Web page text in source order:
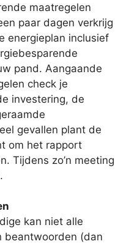
maatregelen
paar dagen verkrijg
energieplan inclusief
pand. Aangaande
check je
investering, de
gevallen plant de
om het rapport
Tijdens zo’n meeting
kan niet alle
beantwoorden (dan